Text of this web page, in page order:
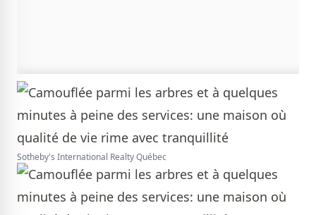
Sotheby's International Realty Québec